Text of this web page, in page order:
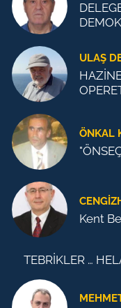
ULAŞ
ÖNKAL
Kent
TEBRİKLER …